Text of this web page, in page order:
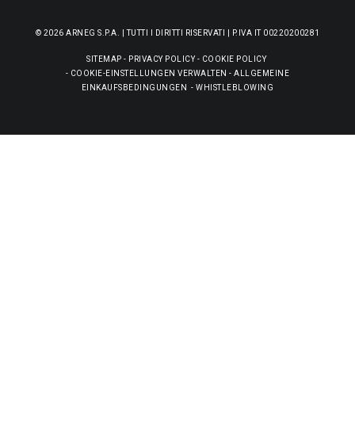
© 2026 ARNEG S.P.A. | TUTTI I DIRITTI RISERVATI | P.IVA IT 00220200281
SITEMAP - PRIVACY POLICY- COOKIE POLICY
- COOKIE-EINSTELLUNGEN VERWALTEN -ALLGEMEINE
EINKAUFSBEDINGUNGEN
-WHISTLEBLOWING